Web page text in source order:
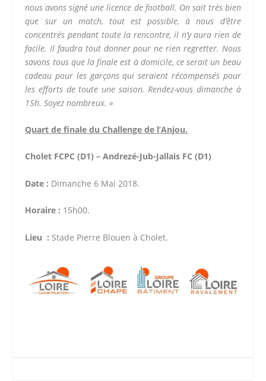
nous avons signé une licence de football. On sait très bien
que sur un match, tout est possible, à nous d’être
concentrés pendant toute la rencontre, il n’y aura rien de
facile. Il faudra tout donner pour ne rien regretter. Nous
savons tous que la finale est à domicile, ce serait un beau
cadeau pour les garçons qui seraient récompensés pour
les efforts de toute une saison. Rendez-vous dimanche à
15h. Soyez nombreux. »
Quart de finale du Challenge de l’Anjou.
Cholet FCPC (D1) – Andrezé-Jub-Jallais FC (D1)
Date : Dimanche 6 Mai 2018.
Horaire : 15h00.
Lieu : Stade Pierre Blouen à Cholet.